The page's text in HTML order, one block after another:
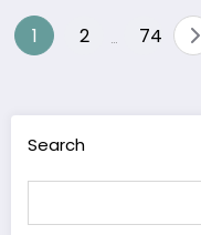
Posts
1 2 74
Search